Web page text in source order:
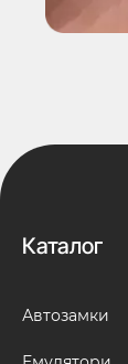
Каталог
Автозамки